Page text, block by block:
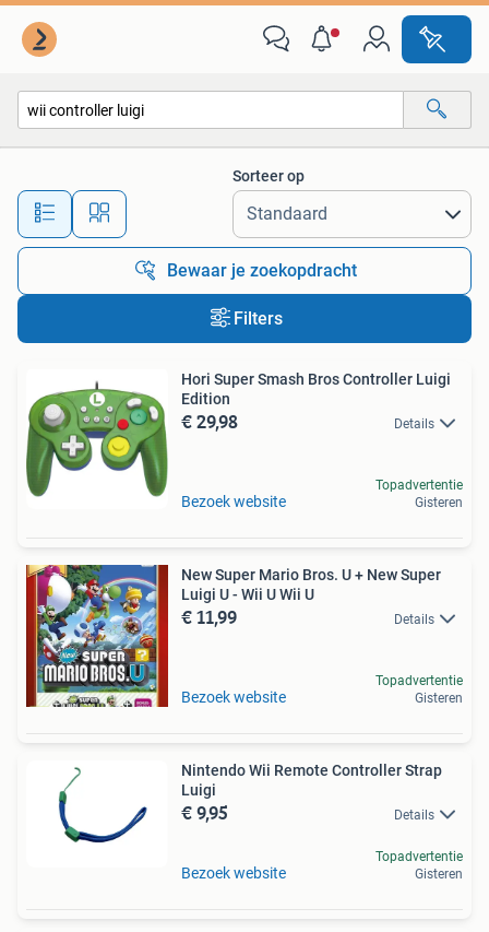
Alle afstanden…
Sorteer op
Bewaar je zoekopdracht
Filters
Hori Super Smash Bros Controller Luigi
Edition
€ 29,98 Details
Bezoek website
Topadvertentie
Gisteren
New Super Mario Bros. U + New Super
Luigi U - Wii U Wii U
€ 11,99 Details
Bezoek website
Topadvertentie
Gisteren
Nintendo Wii Remote Controller Strap
Luigi
€ 9,95 Details
Bezoek website
Topadvertentie
Gisteren